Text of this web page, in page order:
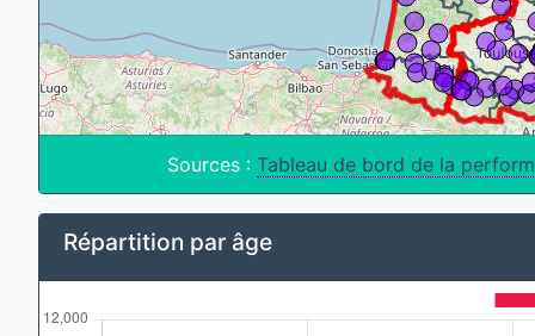
Sources : Tableau de bord de la
Répartition par âge